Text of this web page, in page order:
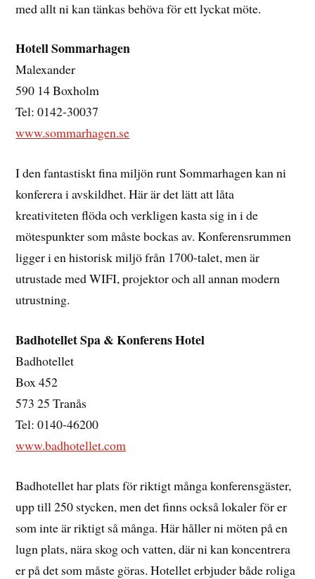
med allt ni kan tänkas behöva för ett lyckat möte.
Hotell Sommarhagen
Malexander
590 14 Boxholm
Tel: 0142-30037
www.sommarhagen.se
I den fantastiskt fina miljön runt Sommarhagen kan ni
konferera i avskildhet. Här är det lätt att låta
kreativiteten flöda och verkligen kasta sig in i de
mötespunkter som måste bockas av. Konferensrummen
ligger i en historisk miljö från 1700-talet, men är
utrustade med WIFI, projektor och all annan modern
utrustning.
Badhotellet Spa & Konferens Hotel
Badhotellet
Box 452
573 25 Tranås
Tel: 0140-46200
www.badhotellet.com
Badhotellet har plats för riktigt många konferensgäster,
upp till 250 stycken, men det finns också lokaler för er
som inte är riktigt så många. Här håller ni möten på en
lugn plats, nära skog och vatten, där ni kan koncentrera
er på det som måste göras. Hotellet erbjuder både roliga